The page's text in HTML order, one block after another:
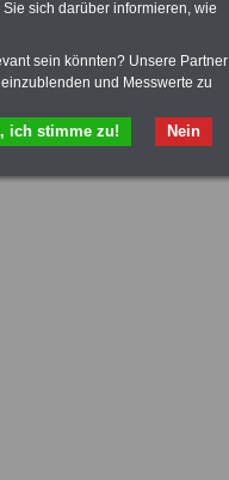
Sie sich darüber informieren, wie
sein könnten? Unsere Partner
und Messwerte zu
Nein
ich stimme zu!